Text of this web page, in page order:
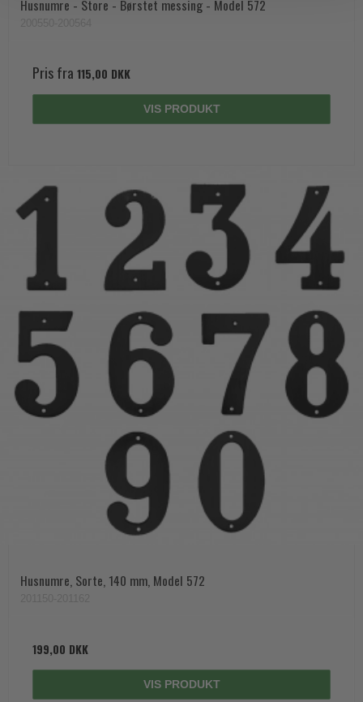
Husnumre - Store - Børstet messing - Model 572
Pris fra 115,00 DKK
VIS PRODUKT
Husnumre, Sorte, 140 mm, Model 572
199,00 DKK
VIS PRODUKT